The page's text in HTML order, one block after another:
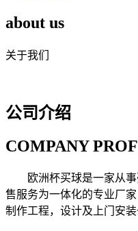
about us
关于我们
公司介绍
COMPANY
欧洲杯买球是一家从
售服务为一体化的专业厂
制作工程，设计及上门安装